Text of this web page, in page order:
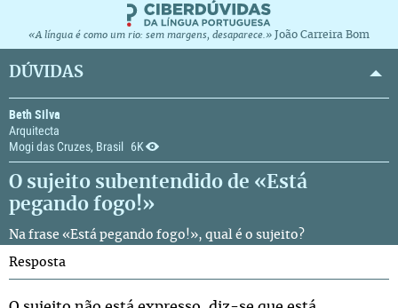
«A língua é como um rio: sem margens, desaparece.» João Carreira Bom
DÚVIDAS
Beth Silva
Arquitecta
Mogi das Cruzes, Brasil
6K
O sujeito subentendido de «Está
pegando fogo!»
Na frase «Está pegando fogo!», qual é o sujeito?
Resposta